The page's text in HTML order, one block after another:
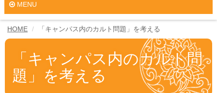
MENU
HOME 「キャンパス内のカルト問題」を考える
「キャンパス内のカルト問
題」を考える